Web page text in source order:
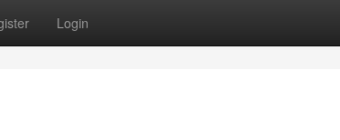
Login